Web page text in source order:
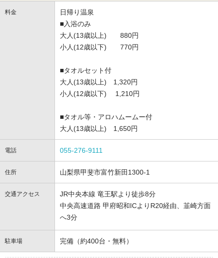
料金
日帰り温泉
■入浴のみ
大人(13歳以上) 880円
小人(12歳以下) 770円
■タオルセット付
大人(13歳以上) 1,320円
小人(12歳以下) 1,210円
■タオル等・アロハムームー付
大人(13歳以上) 1,650円
電話 055-276-9111
住所 山梨県甲斐市富竹新田1300-1
交通アクセス
JR中央本線 竜王駅より徒歩8分
中央高速道路 甲府昭和ICよりR20経由、韮崎方面
へ3分
駐車場 完備（約400台・無料）